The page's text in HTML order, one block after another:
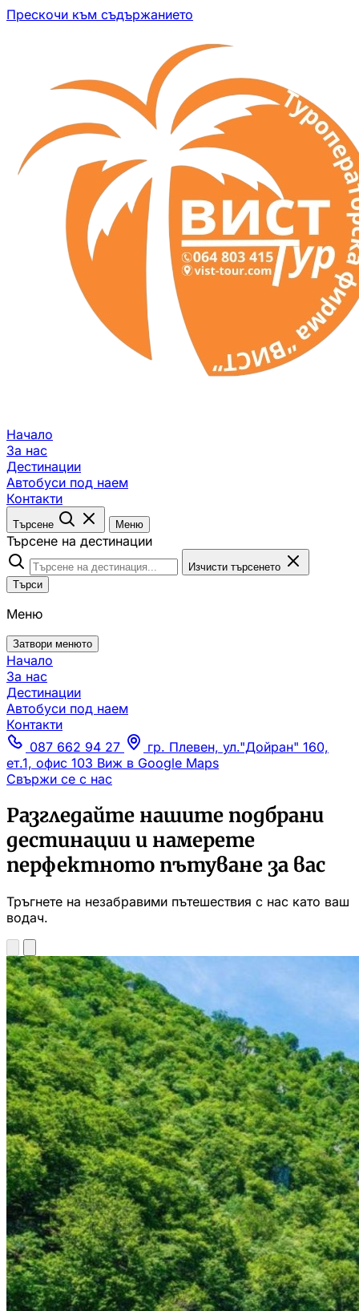
Прескочи към съдържанието
Начало
За нас
Дестинации
Автобуси под наем
Контакти
Търсене Меню
Търсене на дестинации
Изчисти търсенето
Търси
Меню
Затвори менюто
Начало
За нас
Дестинации
Автобуси под наем
Контакти
087 662 94 27
гр. Плевен, ул."Дойран" 160,
ет.1, офис 103 Виж в Google Maps
Свържи се с нас
Разгледайте нашите подбрани
дестинации и намерете
перфектното пътуване за вас
Тръгнете на незабравими пътешествия с нас като ваш
водач.